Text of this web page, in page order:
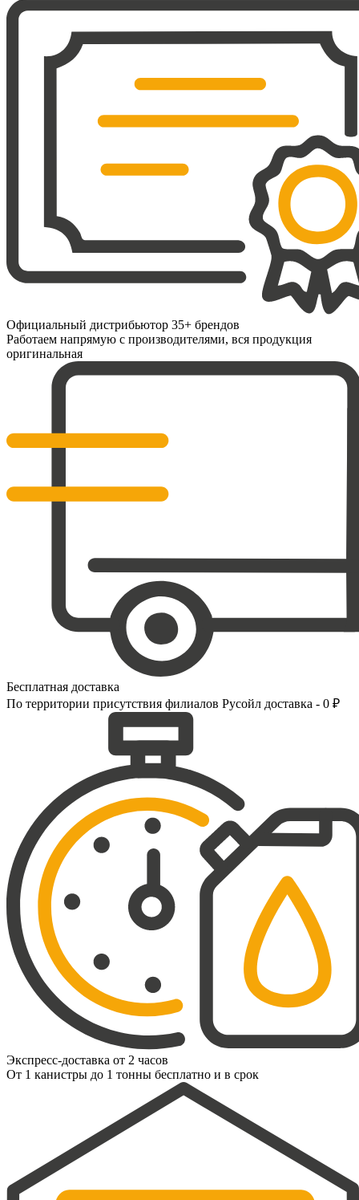
Официальный дистрибьютор 35+ брендов
Работаем напрямую с производителями, вся продукция
оригинальная
Бесплатная доставка
По территории присутствия филиалов Русойл доставка - 0 ₽
Экспресс-доставка от 2 часов
От 1 канистры до 1 тонны бесплатно и в срок